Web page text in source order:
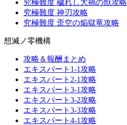
究極難度 穢れし大禍の獣攻略
究極難度 神刃攻略
究極難度 歪空の焔獄竜攻略
想滅ノ零機構
攻略＆報酬まとめ
エキスパート1-1攻略
エキスパート2-1攻略
エキスパート3-1攻略
エキスパート3-2攻略
エキスパート3-3攻略
エキスパート4-1攻略